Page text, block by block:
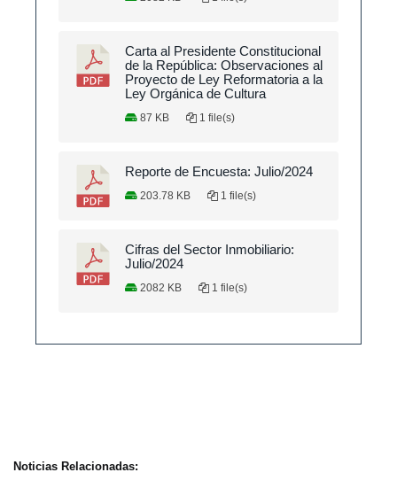
Carta al Presidente Constitucional
de la República: Observaciones al
Proyecto de Ley Reformatoria a la
Ley Orgánica de Cultura
87 KB 1 file(s)
Reporte de Encuesta: Julio/2024
203.78 KB 1 file(s)
Cifras del Sector Inmobiliario:
Julio/2024
2082 KB 1 file(s)
Noticias Relacionadas: